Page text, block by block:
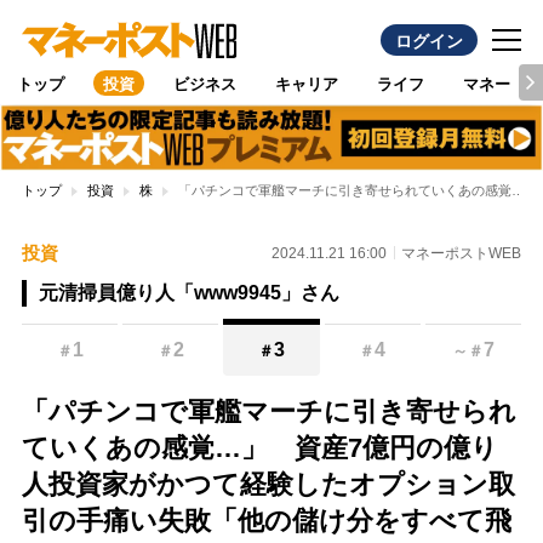
ログイン
トップ 投資 ビジネス キャリア ライフ マネー
トップ 投資 株 「パチンコで軍艦マーチに引き寄せられていくあの感覚…
投資 2024.11.21 16:00 マネーポストWEB
元清掃員億り人「www9945」さん
＃ 1 ＃2 ＃3 ＃4 ～ ＃7
「パチンコで軍艦マーチに引き寄せられ
ていくあの感覚…」 資産7億円の億り
人投資家がかつて経験したオプション取
引の手痛い失敗「他の儲け分をすべて飛